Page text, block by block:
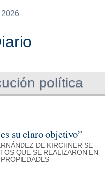
2026
política
su claro objetivo”
DE KIRCHNER SE
QUE SE REALIZARON EN